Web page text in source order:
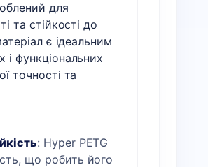
для
та стійкості до
є ідеальним
і функціональних
точності та
: Hyper PETG
що робить його